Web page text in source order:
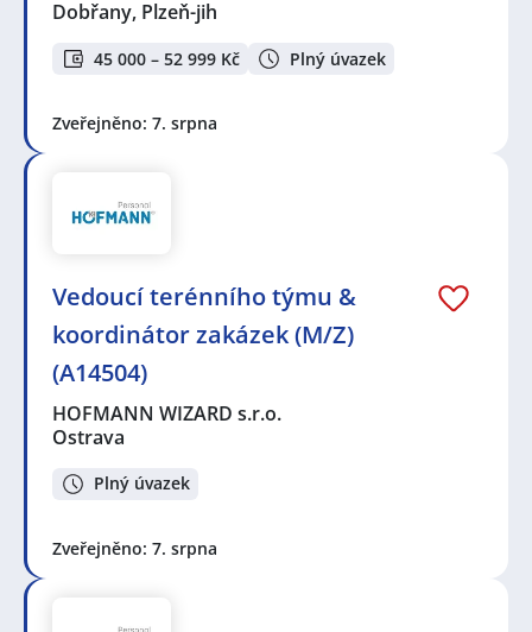
Dobřany, Plzeň-jih
45 000 – 52 999 Kč Plný úvazek
Zveřejněno: 7. srpna
Vedoucí terénního týmu &
koordinátor zakázek (M/Z)
(A14504)
HOFMANN WIZARD s.r.o.
Ostrava
Plný úvazek
Zveřejněno: 7. srpna